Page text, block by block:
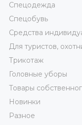
Спецодежда
Спецобувь
Средства
Для туристов,
Трикотаж
Головные уборы
Товары
Новинки
Разное